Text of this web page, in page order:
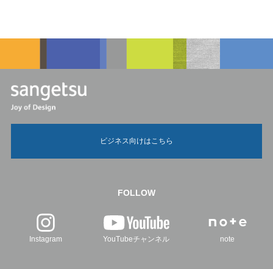
ビジネス向けはこちら
FOLLOW
Instagram YouTubeチャンネル note